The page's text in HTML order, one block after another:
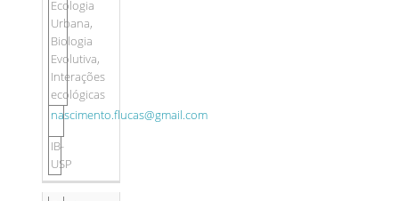
Ecologia
Urbana,
Biologia
Evolutiva,
Interações
ecológicas
nascimento.flucas@gmail.com
IB-
USP